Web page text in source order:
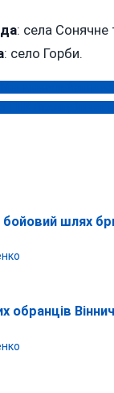
: села
: село Горби.
бойовий шлях
обранців